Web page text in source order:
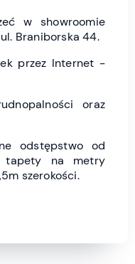
w showroomie
ul. Braniborska 44.
przez Internet -
oraz
odstępstwo od
tapety na metry
szerokości.